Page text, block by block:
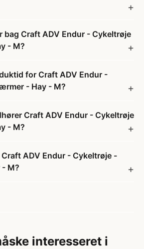
Craft ADV Endur - Cykeltrøje
- M?
for Craft ADV Endur -
- Hay - M?
Craft ADV Endur - Cykeltrøje
- M?
ADV Endur - Cykeltrøje -
M?
interesseret i